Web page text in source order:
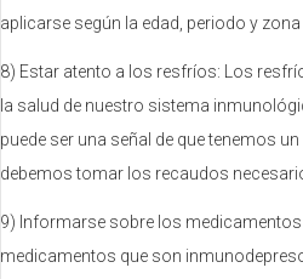
aplicarse según la edad, periodo y zona
8) Estar atento a los resfríos: Los
la salud de nuestro sistema
puede ser una señal de que tenemos
debemos tomar los recaudos
9) Informarse sobre los
medicamentos que son